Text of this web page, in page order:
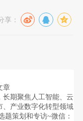
享：
章
长期聚焦人工智能、云
、产业数字化转型领域
题策划和专访~微信：